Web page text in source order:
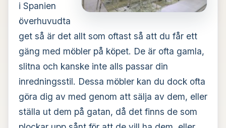
i Spanien
överhuvudta
get så är det allt som oftast så att du får ett
gäng med möbler på köpet. De är ofta gamla,
slitna och kanske inte alls passar din
inredningsstil. Dessa möbler kan du dock ofta
göra dig av med genom att sälja av dem, eller
ställa ut dem på gatan, då det finns de som